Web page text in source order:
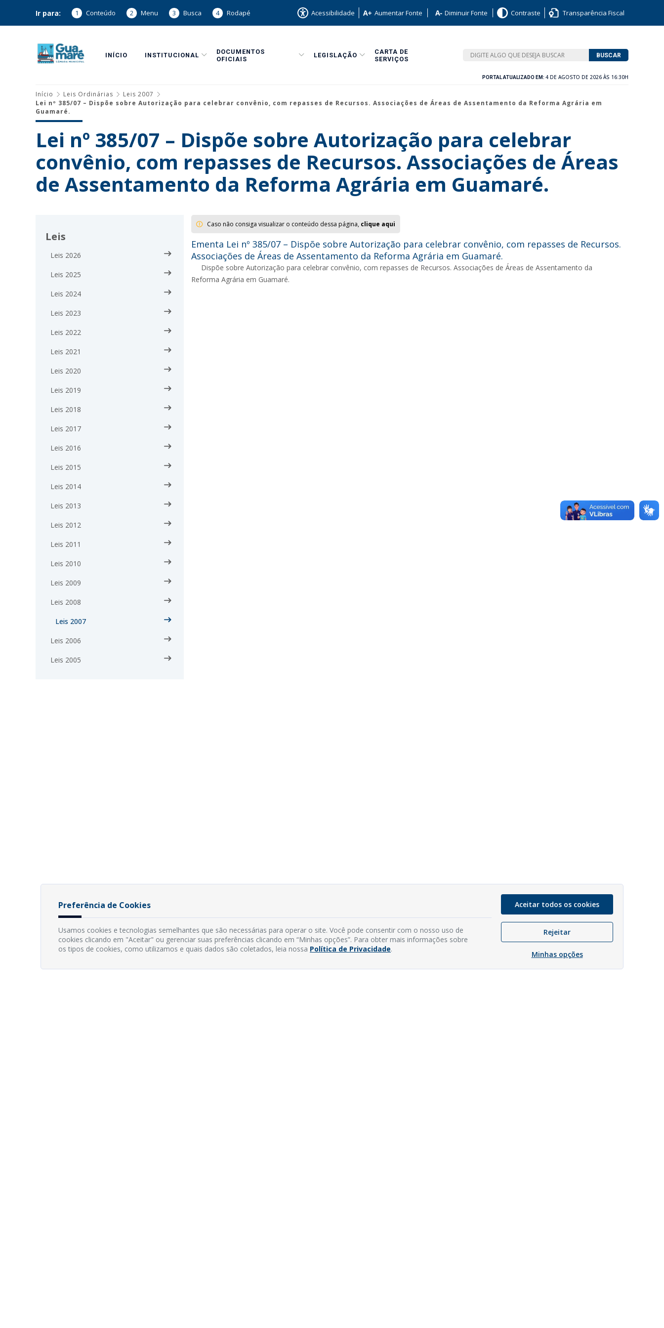
Ir para: 1 Conteúdo 2 Menu 3 Busca 4 Rodapé Acessibilidade Aumentar Fonte Diminuir Fonte Contraste Transparência Fiscal
INÍCIO INSTITUCIONAL
DOCUMENTOS
OFICIAIS
LEGISLAÇÃO
CARTA DE
SERVIÇOS
BUSCAR
PORTAL ATUALIZADO EM: 4 DE AGOSTO DE 2026 ÀS 16:30H
Início Leis Ordinárias
Leis 2007
Lei nº 385/07 – Dispõe sobre Autorização para celebrar convênio, com repasses de Recursos. Associações de Áreas de Assentamento da Reforma Agrária em
Guamaré.
Lei nº 385/07 – Dispõe sobre Autorização para celebrar
convênio, com repasses de Recursos. Associações de Áreas
de Assentamento da Reforma Agrária em Guamaré.
Leis
Leis 2026
Leis 2025
Leis 2024
Leis 2023
Leis 2022
Leis 2021
Leis 2020
Leis 2019
Leis 2018
Leis 2017
Leis 2016
Leis 2015
Leis 2014
Leis 2013
Leis 2012
Leis 2011
Leis 2010
Leis 2009
Leis 2008
Leis 2007
Leis 2006
Leis 2005
Caso não consiga visualizar o conteúdo dessa página, clique aqui
Ementa Lei nº 385/07 – Dispõe sobre Autorização para celebrar convênio, com repasses de Recursos.
Associações de Áreas de Assentamento da Reforma Agrária em Guamaré.
Dispõe sobre Autorização para celebrar convênio, com repasses de Recursos. Associações de Áreas de Assentamento da
Reforma Agrária em Guamaré.
Preferência de Cookies
Usamos cookies e tecnologias semelhantes que são necessárias para operar o site. Você pode consentir com o nosso uso de
cookies clicando em "Aceitar" ou gerenciar suas preferências clicando em “Minhas opções”. Para obter mais informações sobre
os tipos de cookies, como utilizamos e quais dados são coletados, leia nossa Política de Privacidade.
Aceitar todos os cookies
Rejeitar
Minhas opções